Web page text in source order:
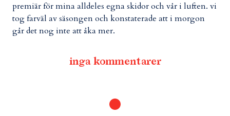
premiär för mina alldeles egna skidor och vår i luften. vi
tog farväl av säsongen och konstaterade att i morgon
går det nog inte att åka mer.
inga kommentarer